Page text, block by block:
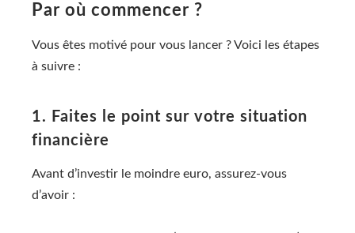
Par où commencer ?
Vous êtes motivé pour vous lancer ? Voici les étapes
à suivre :
1. Faites le point sur votre situation
financière
Avant d’investir le moindre euro, assurez-vous
d’avoir :